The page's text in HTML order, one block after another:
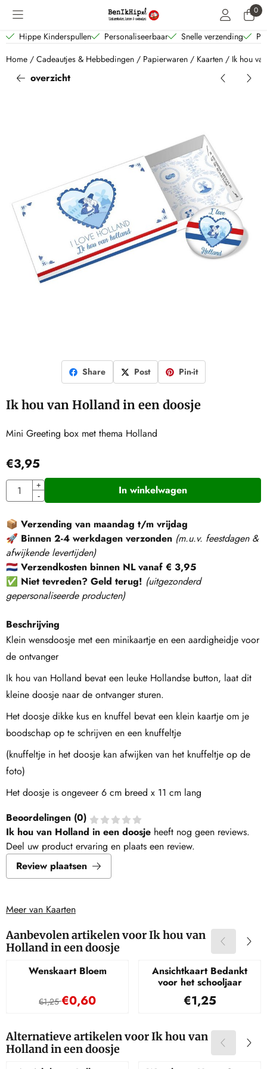
Cookievoorkeuren zijn beschikbaar. Kies instellingen of sta alle 0
Hippe Kinderspullen Personaliseerbaar Snelle verzending
Home / Cadeautjes & Hebbedingen / Papierwaren / Kaarten / Ik hou
overzicht
Share Post Pin-it
Ik hou van Holland in een doosje
Mini Greeting box met thema Holland
€3,95
Aantal
+
-
In winkelwagen
📦 Verzending van maandag t/m vrijdag
🚀 Binnen 2-4 werkdagen verzonden (m.u.v. feestdagen &
afwijkende levertijden)
🇳🇱 Verzendkosten binnen NL vanaf € 3,95
✅ Niet tevreden? Geld terug! (uitgezonderd
gepersonaliseerde producten)
Beschrijving
Klein wensdoosje met een minikaartje en een aardigheidje voor
de ontvanger
Ik hou van Holland bevat een leuke Hollandse button, laat dit
kleine doosje naar de ontvanger sturen.
Het doosje dikke kus en knuffel bevat een klein kaartje om je
boodschap op te schrijven en een knuffeltje
(knuffeltje in het doosje kan afwijken van het knuffeltje op de
foto)
Het doosje is ongeveer 6 cm breed x 11 cm lang
Beoordelingen (0)
Ik hou van Holland in een doosje heeft nog geen reviews.
Deel uw product ervaring en plaats een review.
Review plaatsen
Meer van Kaarten
Aanbevolen artikelen voorIk hou van
Holland in een doosje
Wenskaart Bloem
Van 1,25 voor 0,60
€1,25€0,60
Ansichtkaart Bedankt
voor het schooljaar
Prijs: 1,25
€1,25
Alternatieve artikelen voorIk hou van
Holland in een doosje